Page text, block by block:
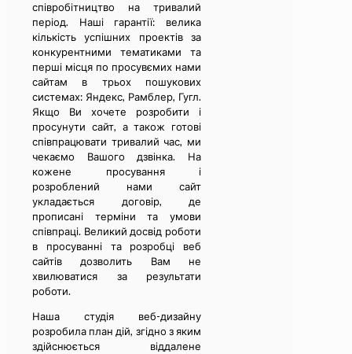
співробітництво на тривалий
період. Наші гарантії: велика
кількість успішних проектів за
конкурентними тематиками та
перші місця по просувємих нами
сайтам в трьох пошукових
системах: Яндекс, Рамблер, Гугл.
Якщо Ви хочете розробити і
просунути сайт, а також готові
співпрацювати тривалий час, ми
чекаємо Вашого дзвінка. На
кожене просування і
розроблений нами сайт
укладається договір, де
прописані терміни та умови
співпраці. Великий досвід роботи
в просуванні та розробці веб
сайтів дозволить Вам не
хвилюватися за результати
роботи.
Наша студія веб-дизайну
розробила план дій, згідно з яким
здійснюється віддалене